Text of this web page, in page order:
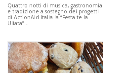
Quattro notti di musica, gastronomia
e tradizione a sostegno dei progetti
di ActionAid Italia la “Festa te la
Uliata”…